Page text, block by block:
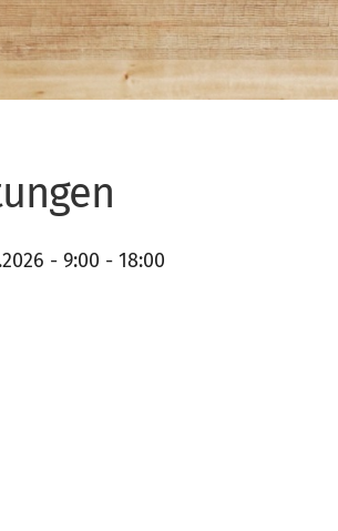
- 9:00 - 18:00